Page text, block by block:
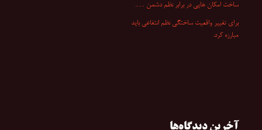
ساخت امکان هایی در برابر نظم دشمن ….
برای تغییر واقعیت ساختگی نظم انتفاعی باید
مبارزه کرد.
آخرین دیدگاه‌ها